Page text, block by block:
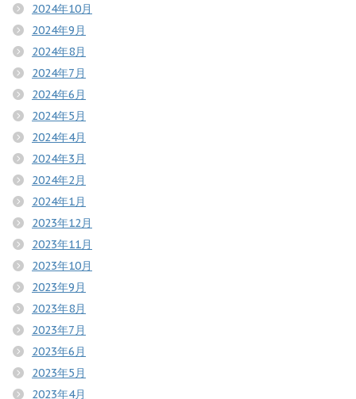
2024年10月
2024年9月
2024年8月
2024年7月
2024年6月
2024年5月
2024年4月
2024年3月
2024年2月
2024年1月
2023年12月
2023年11月
2023年10月
2023年9月
2023年8月
2023年7月
2023年6月
2023年5月
2023年4月